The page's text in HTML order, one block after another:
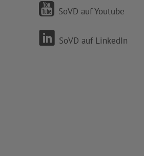
SoVD auf Youtube
SoVD auf LinkedIn